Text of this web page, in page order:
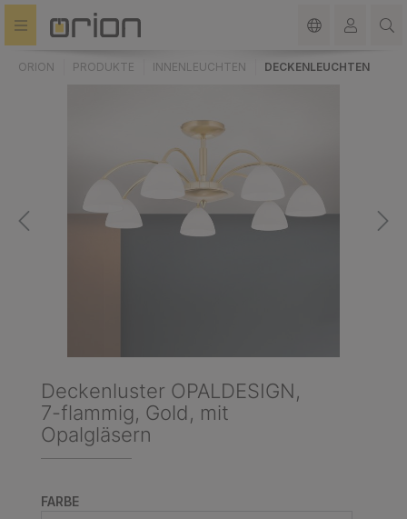
springen
ORION PRODUKTE INNENLEUCHTEN DECKENLEUCHTEN
Deckenluster OPALDESIGN,
7-flammig, Gold, mit
Opalgläsern
FARBEAUSWÄHLEN